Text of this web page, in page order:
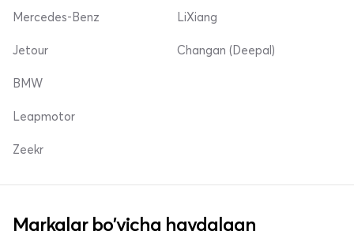
Mercedes-Benz
Jetour
LiXiang
Changan (Deepal)
BMW
Leapmotor
Zeekr
Markalar bo'yicha haydalgan